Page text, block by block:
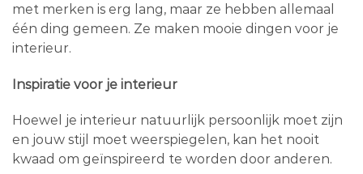
met merken is erg lang, maar ze hebben allemaal
één ding gemeen. Ze maken mooie dingen voor je
interieur.
Inspiratie voor je interieur
Hoewel je interieur natuurlijk persoonlijk moet zijn
en jouw stijl moet weerspiegelen, kan het nooit
kwaad om geïnspireerd te worden door anderen.